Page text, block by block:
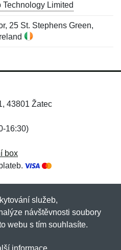
Technology Limited
25 St. Stephens Green,
43801 Žatec
16:30)
box
s vámi)Netnakup.cz
služeb,
návštěvnosti soubory
webu s tím souhlasíte.